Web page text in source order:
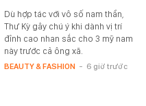
Dù hợp tác với vô số nam thần,
Thư Kỳ gây chú ý khi dành vị trí
đỉnh cao nhan sắc cho 3 mỹ nam
này trước cả ông xã.
BEAUTY & FASHION - 6 giờ trước